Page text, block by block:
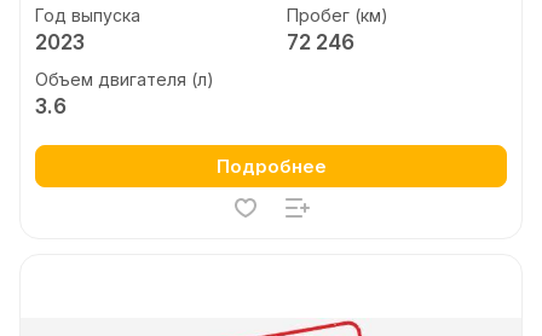
Год выпуска
2023
Пробег (км)
72 246
Объем двигателя (л)
3.6
Подробнее